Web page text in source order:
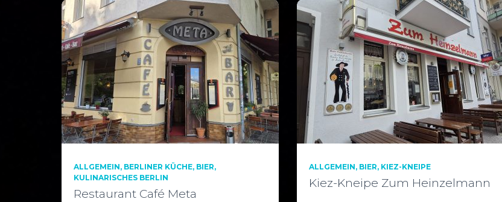
ALLGEMEIN BERLINER KÜCHE BIER
KULINARISCHES BERLIN
Restaurant Café Meta
ALLGEMEIN BIER KIEZ-KNEIPE
Kiez-Kneipe Zum Heinzelmann